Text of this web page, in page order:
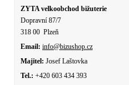
ZYTA velkoobchod bižuterie
Dopravní 87/7
318 00 Plzeň
Email: info@bizushop.cz
Majitel: Josef Laštovka
Tel.: +420 603 434 393